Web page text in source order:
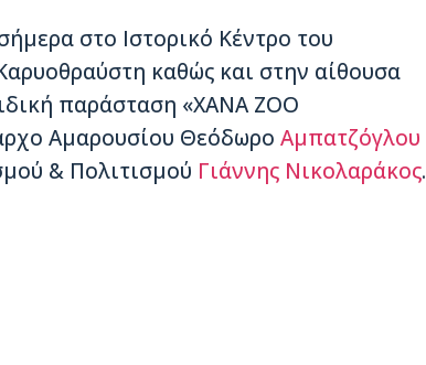
στο Ιστορικό Κέντρο του
καθώς και στην αίθουσα
παράσταση «XANA ZOO
Αμαρουσίου Θεόδωρο Αμπατζόγλου
& Πολιτισμού Γιάννης Νικολαράκος.